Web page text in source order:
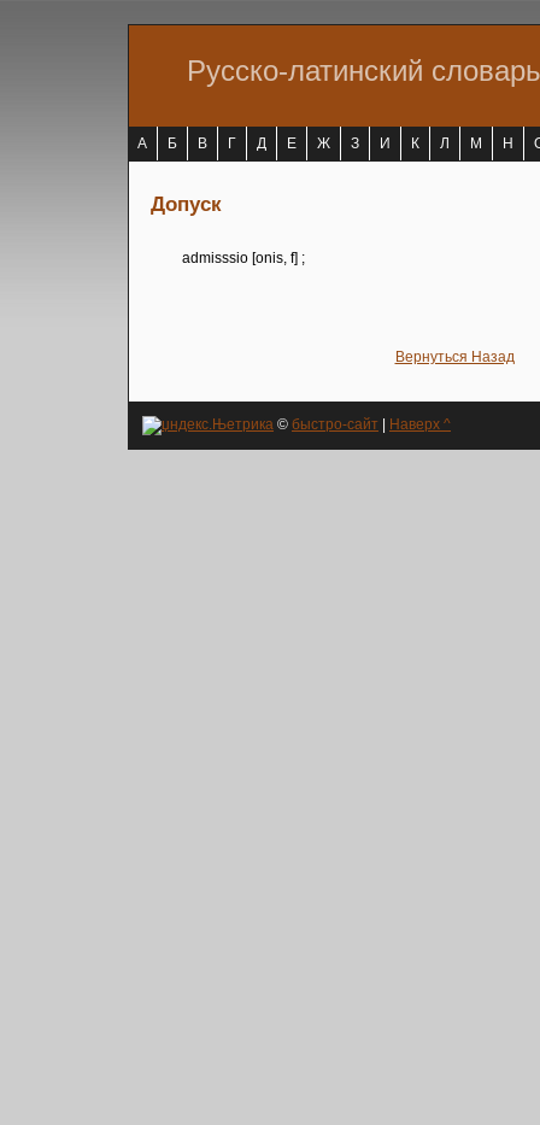
Русско-латинский словарь
А Б В Г Д Е Ж З И К Л М Н
Допуск
admisssio [onis, f] ;
Вернуться Назад
© быстро-сайт | Наверх ^